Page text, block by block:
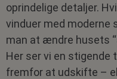
oprindelige detaljer.
vinduer med moderne
man at ændre husets
Her ser vi en stigende
fremfor at udskifte –